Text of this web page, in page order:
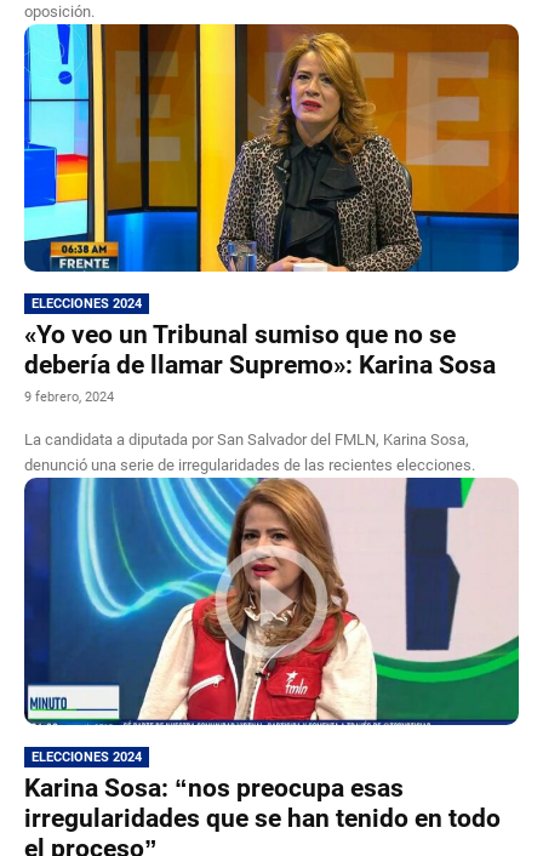
oposición.
ELECCIONES 2024
«Yo veo un Tribunal sumiso que no se
debería de llamar Supremo»: Karina Sosa
9 febrero, 2024
La candidata a diputada por San Salvador del FMLN, Karina Sosa,
denunció una serie de irregularidades de las recientes elecciones.
ELECCIONES 2024
Karina Sosa: “nos preocupa esas
irregularidades que se han tenido en todo
el proceso”